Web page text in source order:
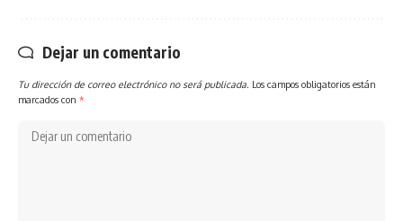
Dejar un comentario
Tu dirección de correo electrónico no será publicada. Los campos obligatorios están
marcados con *